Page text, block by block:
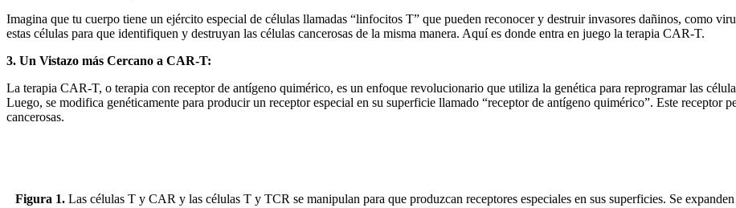
Imagina que tu cuerpo tiene un ejército especial de células llamadas “linfocitos T” que pueden reconocer y destruir invasores dañinos, como
estas células para que identifiquen y destruyan las células cancerosas de la misma manera. Aquí es donde entra en juego la terapia CAR-T.
3. Un Vistazo más Cercano a CAR-T:
La terapia CAR-T, o terapia con receptor de antígeno quimérico, es un enfoque revolucionario que utiliza la genética para reprogramar las
Luego, se modifica genéticamente para producir un receptor especial en su superficie llamado “receptor de antígeno quimérico”. Este receptor
cancerosas.
Figura 1.Las células T y CAR y las células T y TCR se manipulan para que produzcan receptores especiales en sus superficies. Se